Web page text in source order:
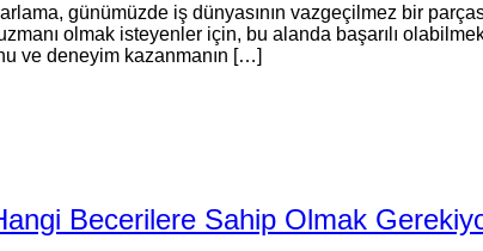
günümüzde iş dünyasının vazgeçilmez bir
olmak isteyenler için, bu alanda başarılı
ve deneyim kazanmanın […]
Becerilere Sahip Olmak